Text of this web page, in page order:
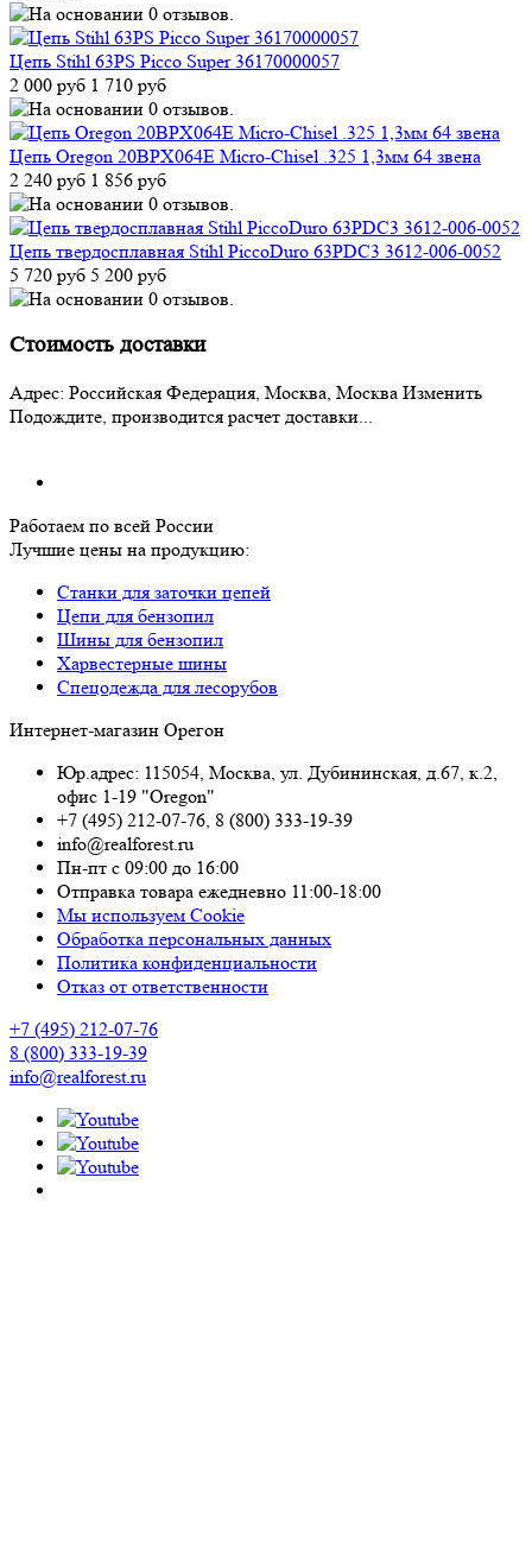
Цепь Stihl 63PS Picco Super 36170000057
2 000 руб 1 710 руб
Цепь Oregon 20BPX064E Micro-Chisel .325 1,3мм 64 звена
2 240 руб 1 856 руб
Цепь твердосплавная Stihl PiccoDuro 63PDC3 3612-006-0052
5 720 руб 5 200 руб
Стоимость доставки
Адрес: Российская Федерация, Москва, Москва Изменить
Подождите, производится расчет доставки...
Работаем по всей России
Лучшие цены на продукцию:
Станки для заточки цепей
Цепи для бензопил
Шины для бензопил
Харвестерные шины
Спецодежда для лесорубов
Интернет-магазин Орегон
Юр.адрес: 115054, Москва, ул. Дубининская, д.67, к.2,
офис 1-19 "Oregon"
+7 (495) 212-07-76, 8 (800) 333-19-39
info@realforest.ru
Пн-пт с 09:00 до 16:00
Отправка товара ежедневно 11:00-18:00
Мы используем Cookie
Обработка персональных данных
Политика конфиденциальности
Отказ от ответственности
+7 (495) 212-07-76
8 (800) 333-19-39
info@realforest.ru